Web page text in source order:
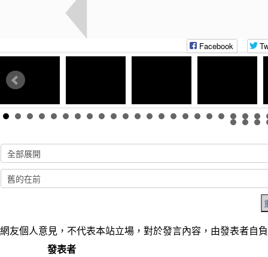
Facebook
網友個人意見，不代表本站立場，對於發言內容，由發表者自
發表者